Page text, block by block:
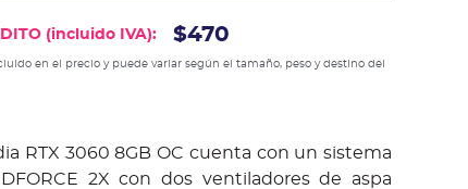
(incluido IVA): $470
en el precio y puede variar según el tamaño, peso y destino del
RTX 3060 8GB OC cuenta con un sistema
2X con dos ventiladores de aspa